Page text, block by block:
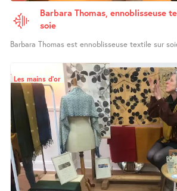
Barbara Thomas, ennoblisseuse
soie
Barbara Thomas est ennoblisseuse textile sur
Les mains d’or